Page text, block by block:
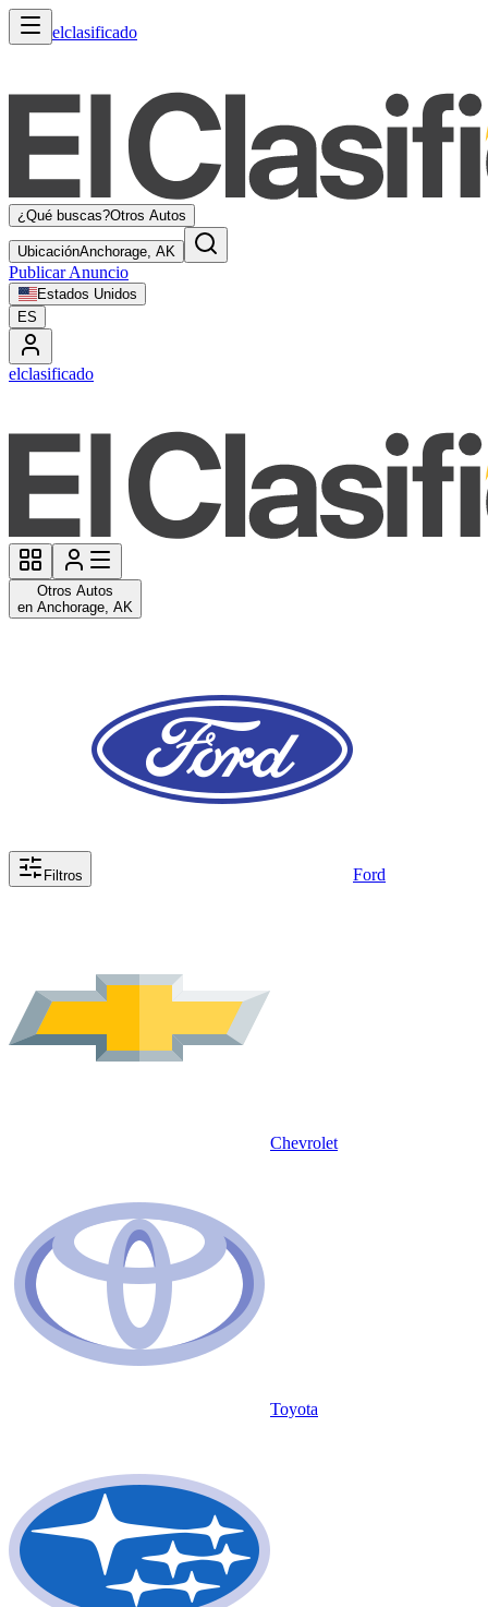
elclasificado
¿Qué buscas?Otros Autos
UbicaciónAnchorage, AK
Publicar Anuncio
Estados Unidos
ES
elclasificado
Otros Autos
en Anchorage, AK
Filtros Ford
Chevrolet
Toyota